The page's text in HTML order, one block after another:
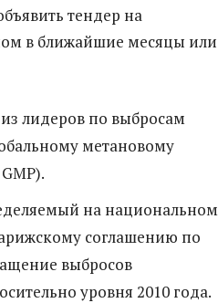
тендер на
в ближайшие месяцы или
лидеров по выбросам
метановому
на национальном
соглашению по
выбросов
уровня 2010 года.